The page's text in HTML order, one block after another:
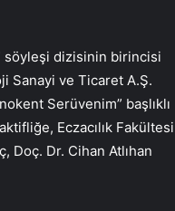
söyleşi dizisinin birincisi
Sanayi ve Ticaret A.Ş.
Serüvenim” başlıklı
Eczacılık Fakültesi
Doç. Dr. Cihan Atlıhan